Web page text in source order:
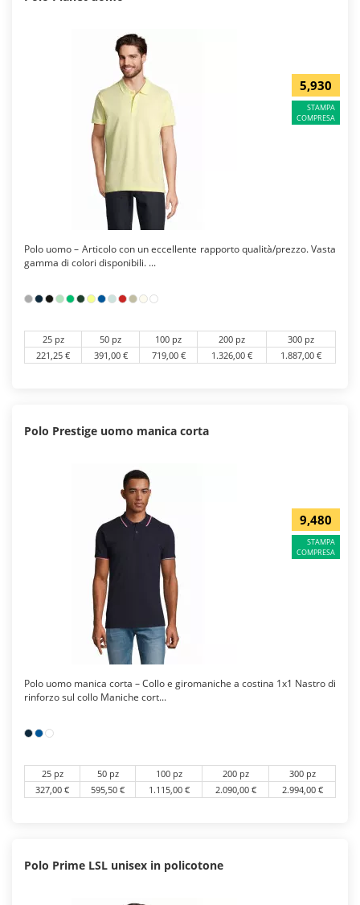
5,930
STAMPA
COMPRESA
Polo uomo – Articolo con un eccellente rapporto qualità/prezzo. Vasta
gamma di colori disponibili. ...
25 pz 50 pz 100 pz 200 pz
300 pz
221,25 €
391,00 € 719,00 € 1.326,00 € 1.887,00 €
Polo Prestige uomo manica corta
9,480
STAMPA
COMPRESA
Polo uomo manica corta – Collo e giromaniche a costina 1x1 Nastro di
rinforzo sul collo Maniche cort...
25 pz 50 pz 100 pz 200 pz
300 pz
327,00 €
595,50 € 1.115,00 € 2.090,00 € 2.994,00 €
Polo Prime LSL unisex in policotone